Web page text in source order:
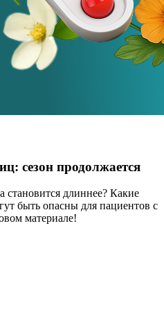
сезон продолжается
становится длиннее? Какие
быть опасны для пациентов с
материале!